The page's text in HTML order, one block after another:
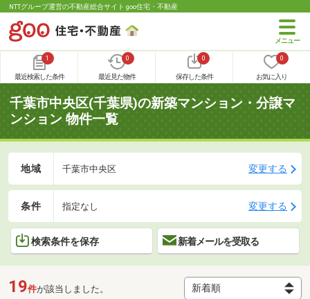
NTTグループ運営の不動産総合サイト goo住宅・不動産
1
最近検索した条件
0
最近見た物件
0
保存した条件
0
お気に入り
千葉市中央区(千葉県)の新築マンション・分譲マ
ンション 物件一覧
地域 千葉市中央区 変更する
条件 指定なし 変更する
検索条件を保存 新着メールを受取る
19件が該当しました。